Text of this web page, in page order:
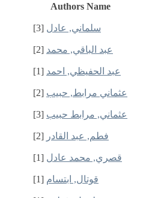
Authors Name
سلماني, عادل [3]
عبد الباقي, محمد [2]
عبد الحفيظي, احمد [1]
عثماني مرابط, حبيب [2]
عثماني, مرابط حبيب [3]
فطم, عبد القادر [2]
قصري, محمد عادل [1]
قوتال, ابتسام [1]